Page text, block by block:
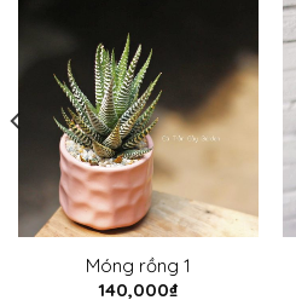
Móng rồng 1
140,000₫